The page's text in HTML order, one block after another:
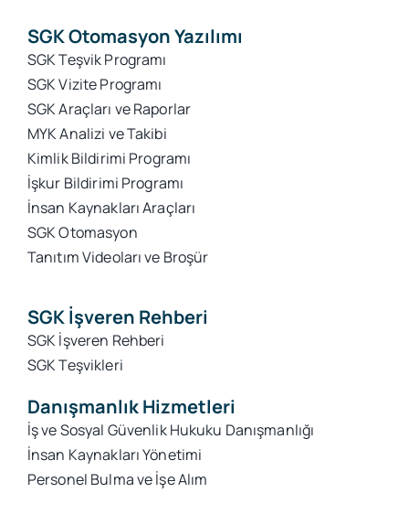
SGK Otomasyon Yazılımı
SGK Teşvik Programı
SGK Vizite Programı
SGK Araçları ve Raporlar
MYK Analizi ve Takibi
Kimlik Bildirimi Programı
İşkur Bildirimi Programı
İnsan Kaynakları Araçları
SGK Otomasyon
Tanıtım Videoları ve Broşür
SGK İşveren Rehberi
SGK İşveren Rehberi
SGK Teşvikleri
Danışmanlık Hizmetleri
İş ve Sosyal Güvenlik Hukuku Danışmanlığı
İnsan Kaynakları Yönetimi
Personel Bulma ve İşe Alım